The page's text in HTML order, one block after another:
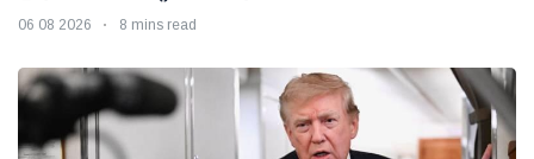
06 08 2026 8 mins read